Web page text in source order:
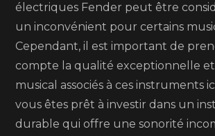
électriques Fender peut être
un inconvénient pour certains
Cependant, il est important de
compte la qualité exceptionnelle et
musical associés à ces instruments
vous êtes prêt à investir dans un
durable qui offre une sonorité